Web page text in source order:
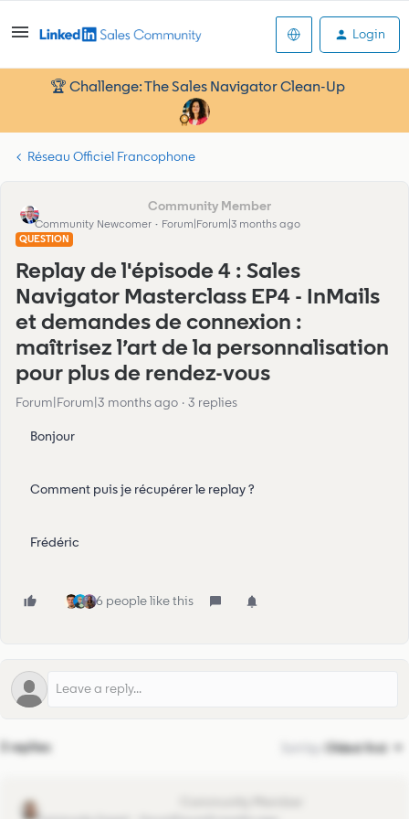
Login
🏆 Challenge: The Sales Navigator Clean-Up
Réseau Officiel Francophone
Community Newcomer Forum|Forum|3 months ago
QUESTION
Replay de l'épisode 4 : Sales
Navigator Masterclass EP4 - InMails
et demandes de connexion :
maîtrisez l’art de la personnalisation
pour plus de rendez-vous
Forum|Forum|3 months ago 3 replies
Bonjour
Comment puis je récupérer le replay ?
Frédéric
6 people like this
3 replies Oldest first
Ferdy_LinkedIn Learning